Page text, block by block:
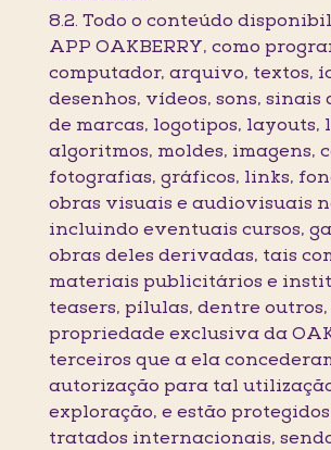
8.2. Todo o conteúdo
APP OAKBERRY, como
computador, arquivo, textos,
desenhos, vídeos, sons,
de marcas, logotipos, layouts,
algoritmos, moldes, imagens,
fotografias, gráficos, links,
obras visuais e audiovisuais
incluindo eventuais cursos,
obras deles derivadas, tais
materiais publicitários e
teasers, pílulas, dentre outros,
propriedade exclusiva da
terceiros que a ela
autorização para tal
exploração, e estão
tratados internacionais,